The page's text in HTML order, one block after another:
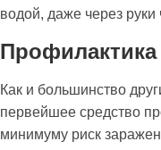
водой, даже через руки
Как и большинство
первейшее средство
минимуму риск